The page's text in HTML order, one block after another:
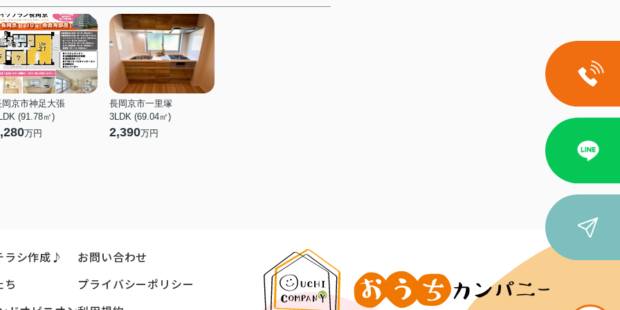
コンビニエンスストア
デイリーヤマザキ 長岡京友
岡店
968ｍ（13分）
長岡公園
岡京市神足大張
(91.78㎡)
万円
長岡京市一里塚
3LDK (69.04㎡)
2,390万円
ラシ作成♪
ち
お問い合わせ
プライバシーポリシー